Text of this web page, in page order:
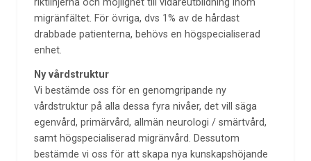
riktlinjerna och möjlighet till vidareutbildning inom
migränfältet. För övriga, dvs 1% av de hårdast
drabbade patienterna, behövs en högspecialiserad
enhet.
Ny vårdstruktur
Vi bestämde oss för en genomgripande ny
vårdstruktur på alla dessa fyra nivåer, det vill säga
egenvård, primärvård, allmän neurologi / smärtvård,
samt högspecialiserad migränvård. Dessutom
bestämde vi oss för att skapa nya kunskapshöjande